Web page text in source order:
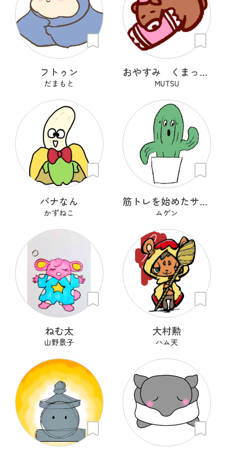
フトゥン
だまもと
おやすみ くまっくら
MUTSU
バナなん
かずねこ
筋トレを始めたサボテン
ムゲン
ねむ太
山野景子
大村勲
ハム天